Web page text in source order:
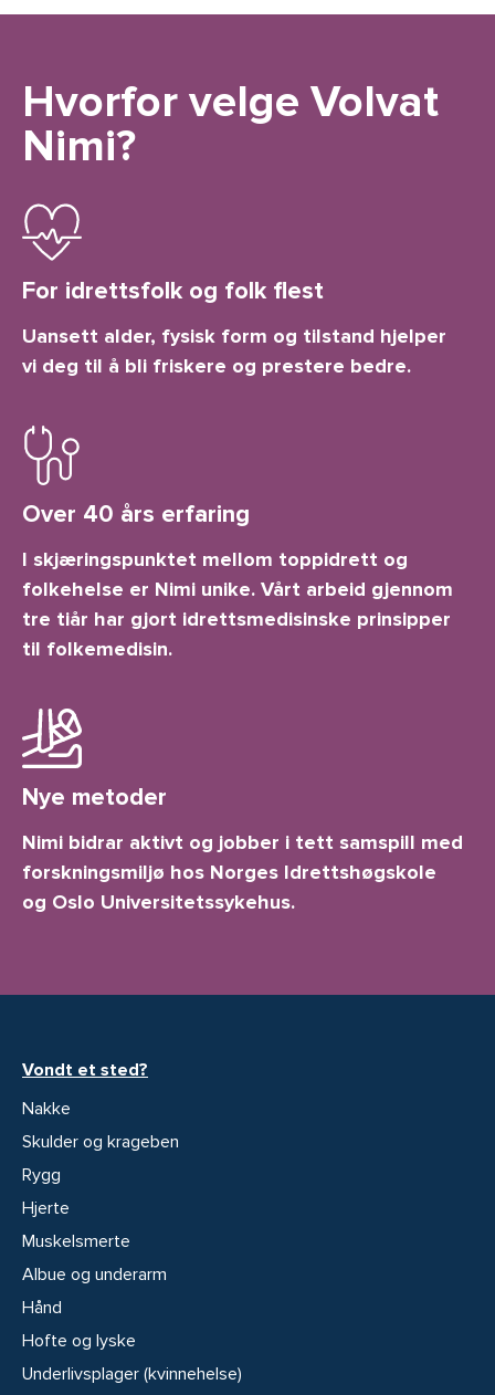
Hvorfor velge Volvat
Nimi?
For idrettsfolk og folk flest
Uansett alder, fysisk form og tilstand hjelper
vi deg til å bli friskere og prestere bedre.
Over 40 års erfaring
I skjæringspunktet mellom toppidrett og
folkehelse er Nimi unike. Vårt arbeid gjennom
tre tiår har gjort idrettsmedisinske prinsipper
til folkemedisin.
Nye metoder
Nimi bidrar aktivt og jobber i tett samspill med
forskningsmiljø hos Norges Idrettshøgskole
og Oslo Universitetssykehus.
Vondt et sted?
Nakke
Skulder og krageben
Rygg
Hjerte
Muskelsmerte
Albue og underarm
Hånd
Hofte og lyske
Underlivsplager (kvinnehelse)